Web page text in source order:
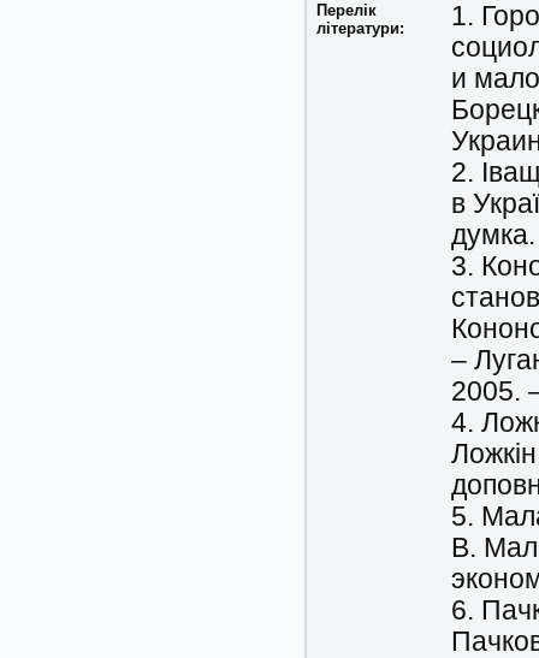
Перелік
літератури:
1.
и
2.
в
3.
–
2005.
4.
5.
В.
6.